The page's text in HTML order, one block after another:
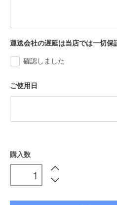
運送会社の遅延は当店では一切保
確認しました
ご使用日
購入数